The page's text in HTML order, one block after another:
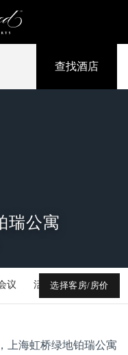
查找酒店
瑞公寓
议 活动 媒体库
选择客房/房价
上海虹桥绿地铂瑞公寓